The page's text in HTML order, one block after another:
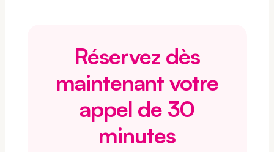
Réservez dès
maintenant votre
appel de 30
minutes